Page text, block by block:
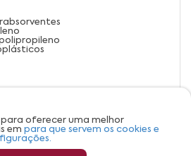
vaso sanitário
seco e arejado
alcance de crianças
para oferecer uma melhor
em para que servem os cookies e